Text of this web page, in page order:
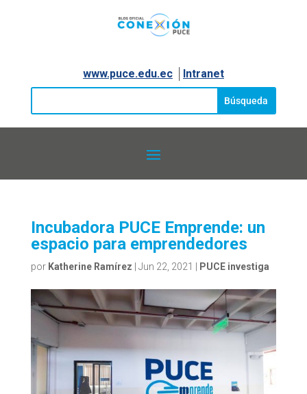
www.puce.edu.ec│ Intranet
Incubadora PUCE Emprende: un
espacio para emprendedores
por Katherine Ramírez Jun 22, 2021 PUCE investiga